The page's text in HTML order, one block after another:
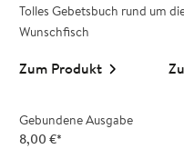
Tolles Gebetsbuch rund um
Wunschfisch
Zum Produkt
Gebundene Ausgabe
8,00 €*